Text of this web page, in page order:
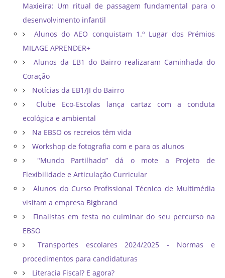
Maxieira: Um ritual de passagem fundamental para o
desenvolvimento infantil
Alunos do AEO conquistam 1.º Lugar dos Prémios
MILAGE APRENDER+
Alunos da EB1 do Bairro realizaram Caminhada do
Coração
Notícias da EB1/JI do Bairro
Clube Eco-Escolas lança cartaz com a conduta
ecológica e ambiental
Na EBSO os recreios têm vida
Workshop de fotografia com e para os alunos
"Mundo Partilhado” dá o mote a Projeto de
Flexibilidade e Articulação Curricular
Alunos do Curso Profissional Técnico de Multimédia
visitam a empresa Bigbrand
Finalistas em festa no culminar do seu percurso na
EBSO
Transportes escolares 2024/2025 - Normas e
procedimentos para candidaturas
Literacia Fiscal? E agora?